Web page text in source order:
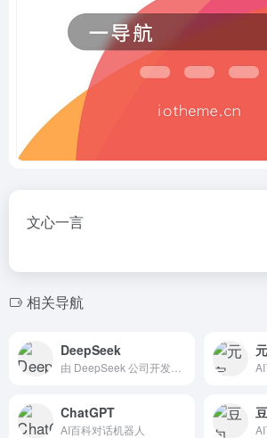
文心一言
相关导航
DeepSeek
ChatGPT
AI百科对话机器人